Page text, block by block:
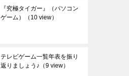
『究極タイガー』（パソコン
ゲーム）
（10 view）
テレビゲーム一覧年表を振り
返りましょう♪ （9 view）